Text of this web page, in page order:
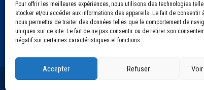
Pour offrir les meilleures expériences, nous utilisons des technologies
stocker et/ou accéder aux informations des appareils. Le fait de consentir
nous permettra de traiter des données telles que le comportement de
uniques sur ce site. Le fait de ne pas consentir ou de retirer son
négatif sur certaines caractéristiques et fonctions.
Accepter Refuser
Association Sportive Montferrandaise
84, boulevard Léon Jouhaux
CS 80221 - 63021 Clermont-Ferrand Cedex
©2021 Tous droits réservés - Association